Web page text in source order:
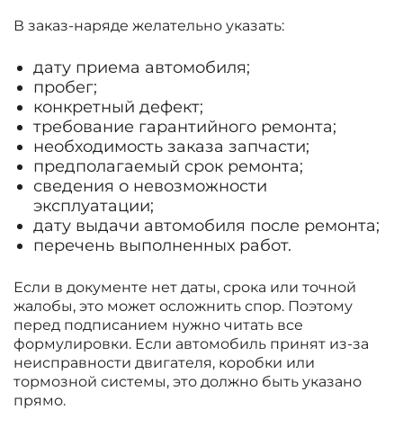
В заказ-наряде желательно указать:
дату приема автомобиля;
пробег;
конкретный дефект;
требование гарантийного ремонта;
необходимость заказа запчасти;
предполагаемый срок ремонта;
сведения о невозможности
эксплуатации;
дату выдачи автомобиля после ремонта;
перечень выполненных работ.
Если в документе нет даты, срока или точной
жалобы, это может осложнить спор. Поэтому
перед подписанием нужно читать все
формулировки. Если автомобиль принят из-за
неисправности двигателя, коробки или
тормозной системы, это должно быть указано
прямо.